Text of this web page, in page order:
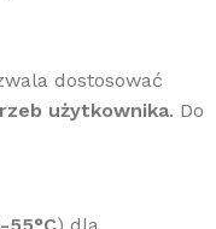
dostosować
użytkownika. Do